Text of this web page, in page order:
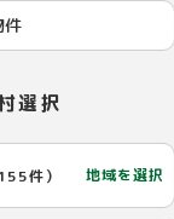
件
選択
件） 地域を選択